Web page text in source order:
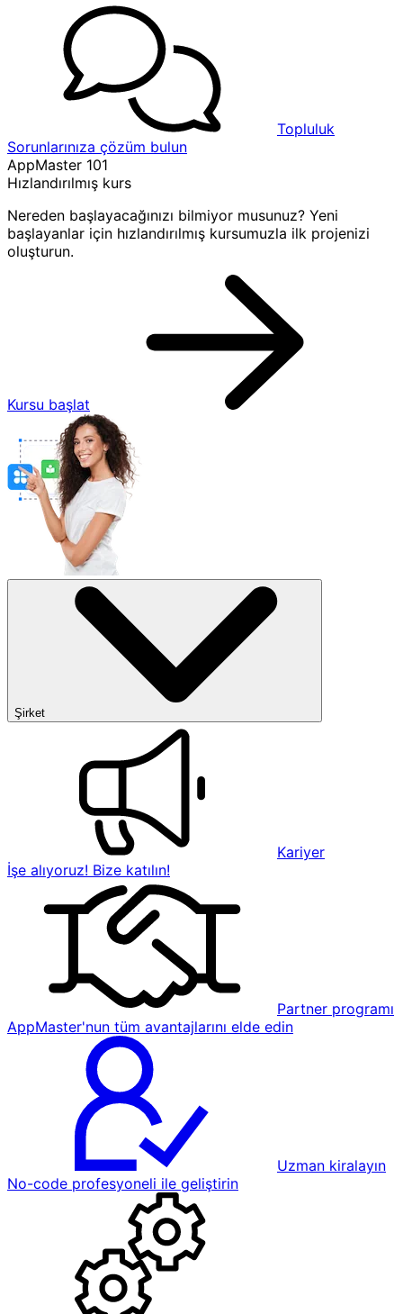
Topluluk
Sorunlarınıza çözüm bulun
AppMaster 101
Hızlandırılmış kurs
Nereden başlayacağınızı bilmiyor musunuz? Yeni
başlayanlar için hızlandırılmış kursumuzla ilk projenizi
oluşturun.
Kursu başlat
Şirket
Kariyer
İşe alıyoruz! Bize katılın!
Partner programı
AppMaster'nun tüm avantajlarını elde edin
Uzman kiralayın
No-code profesyoneli ile geliştirin